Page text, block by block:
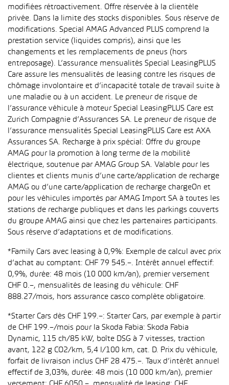
modifiées rétroactivement. Offre réservée à la clientèle
privée. Dans la limite des stocks disponibles. Sous réserve de
modifications. Special AMAG Advanced PLUS comprend la
prestation service (liquides compris), ainsi que les
changements et les remplacements de pneus (hors
entreposage). L’assurance mensualités Special LeasingPLUS
Care assure les mensualités de leasing contre les risques de
chômage involontaire et d’incapacité totale de travail suite à
une maladie ou à un accident. Le preneur de risque de
l’assurance véhicule à moteur Special LeasingPLUS Care est
Zurich Compagnie d’Assurances SA. Le preneur de risque de
l’assurance mensualités Special LeasingPLUS Care est AXA
Assurances SA. Recharge à prix spécial: Offre du groupe
AMAG pour la promotion à long terme de la mobilité
électrique, soutenue par AMAG Group SA. Valable pour les
clientes et clients munis d’une carte/application de recharge
AMAG ou d’une carte/application de recharge chargeOn et
pour les véhicules importés par AMAG Import SA à toutes les
stations de recharge publiques et dans les parkings couverts
du groupe AMAG ainsi que chez les partenaires participants.
Sous réserve d’adaptations et de modifications.
*Family Cars avec leasing à 0,9%: Exemple de calcul avec prix
d’achat au comptant: CHF 79 545.–. Intérêt annuel effectif:
0,9%, durée: 48 mois (10 000 km/an), premier versement
CHF 0.–, mensualités de leasing du véhicule: CHF
888.27/mois, hors assurance casco complète obligatoire.
*Starter Cars dès CHF 199.–: Starter Cars, par exemple à partir
de CHF 199.–/mois pour la Skoda Fabia: Skoda Fabia
Dynamic, 115 ch/85 kW, boîte DSG à 7 vitesses, traction
avant, 122 g CO2/km, 5,4 l/100 km, cat. D. Prix du véhicule,
forfait de livraison inclus CHF 28 475.–. Taux d’intérêt annuel
effectif de 3,03%, durée: 48 mois (10 000 km/an), premier